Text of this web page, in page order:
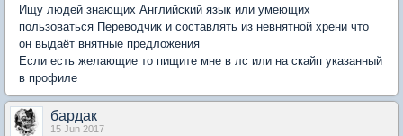
Ищу людей знающих Английский язык или умеющих
пользоваться Переводчик и составлять из невнятной хрени что
он выдаёт внятные предложения
Если есть желающие то пищите мне в лс или на скайп указанный
в профиле
бардак
15 Jun 2017